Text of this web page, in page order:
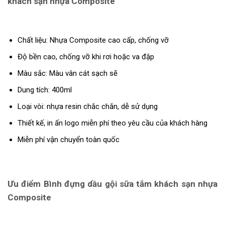
Chất liệu: Nhựa Composite cao cấp, chống vỡ
Độ bền cao, chống vỡ khi rơi hoặc va đập
Màu sắc: Màu vân cát sạch sẽ
Dung tích: 400ml
Loại vòi: nhựa resin chắc chắn, dễ sử dụng
Thiết kế, in ấn logo miễn phí theo yêu cầu của khách hàng
Miễn phí vận chuyển toàn quốc
Ưu điểm Bình đựng dầu gội sữa tắm khách sạn nhựa
Composite